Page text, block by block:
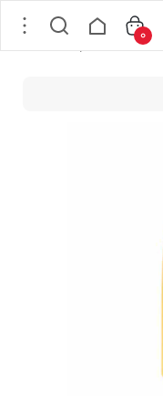
نرم کننده مو نلی پروفشنال NELLY مدل GOLD 24K ANTI-HAIR LOSS ضد ریزش حجم 400 میل
0